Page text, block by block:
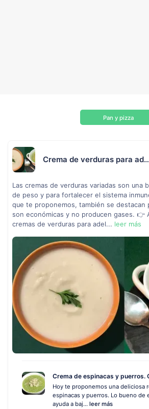
Pan y pizza
Crema de verduras para
Las cremas de verduras variadas son una
de peso y para fortalecer el sistema
que te proponemos, también se destacan
son económicas y no producen gases. 👉
cremas de verduras para adel... leer más
Crema de espinacas y puerros.
Hoy te proponemos una deliciosa
espinacas y puerros. Lo bueno de
ayuda a baj... leer más